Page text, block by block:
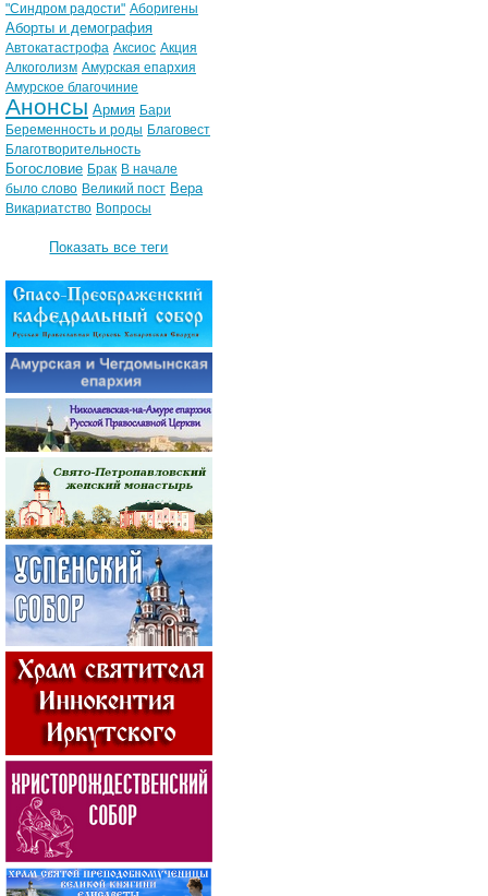
"Синдром радости" Аборигены
Аборты и демография
Автокатастрофа Аксиос Акция
Алкоголизм Амурская епархия
Амурское благочиние
Анонсы Армия Бари
Беременность и роды Благовест
Благотворительность
Богословие Брак В начале
было слово Великий пост Вера
Викариатство Вопросы
Показать все теги